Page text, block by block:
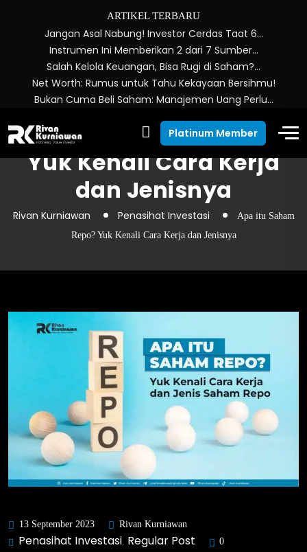
ARTIKEL TERBARU
Jangan Asal Nabung! Investor Cerdas Taat 6…
Instrumen Ini Memberikan 2 dari 7 Sumber…
Salah Kelola Keuangan, Bisa Rugi di Saham?…
Net Worth: Rumus untuk Tahu Kekayaan Bersihmu!
Bukan Cuma Beli Saham: Manajemen Uang Perlu…
Platinum Member
Apa itu Saham Repo?
Yuk Kenali Cara Kerja
dan Jenisnya
Rivan Kurniawan Penasihat Investasi
Apa itu Saham
Repo? Yuk Kenali Cara Kerja dan Jenisnya
13 September 2023 Rivan Kurniawan
Penasihat Investasi Regular Post 0